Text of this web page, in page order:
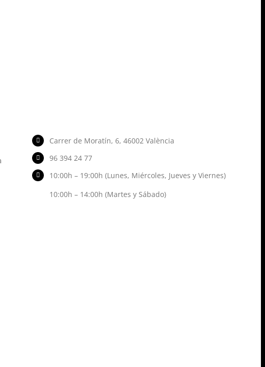
Carrer de Moratín, 6, 46002 València
96 394 24 77
10:00h – 19:00h (Lunes, Miércoles, Jueves y Viernes)
10:00h – 14:00h (Martes y Sábado)